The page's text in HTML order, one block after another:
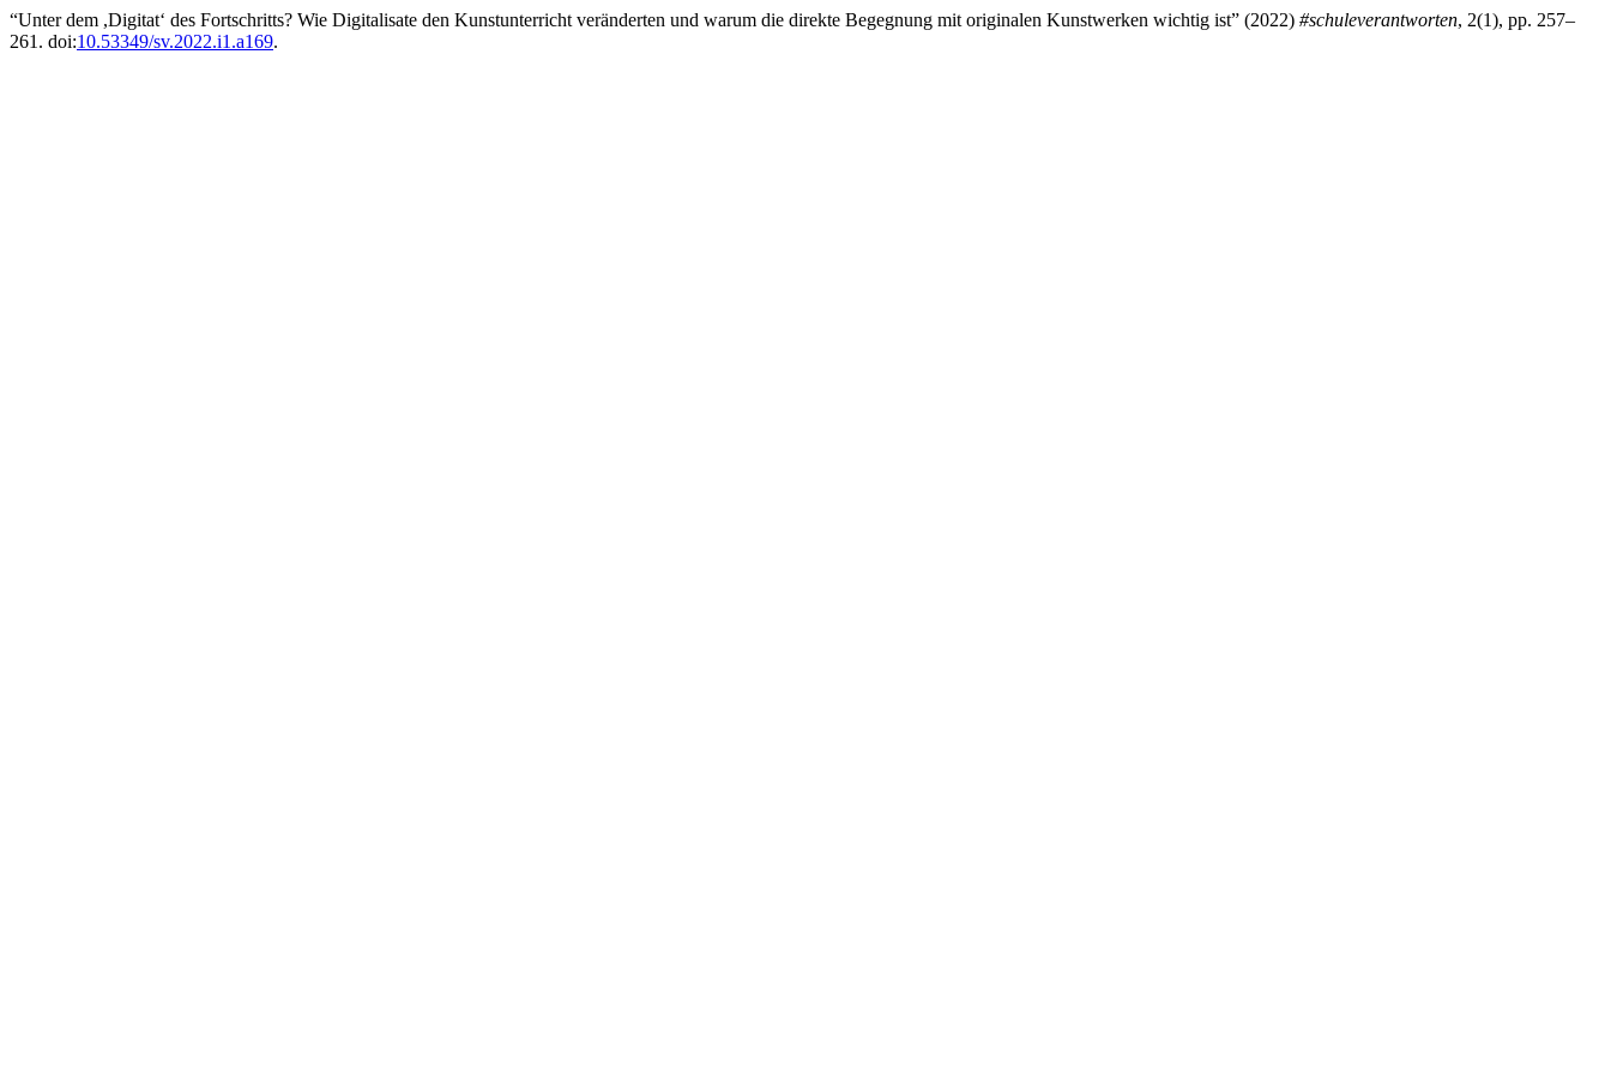
“Unter dem ,Digitat‘ des Fortschritts? Wie Digitalisate den Kunstunterricht veränderten und warum die direkte Begegnung mit originalen Kunstwerken wichtig ist” (2022) #schuleverantworten, 2(1), pp. 257–
261. doi:10.53349/sv.2022.i1.a169.